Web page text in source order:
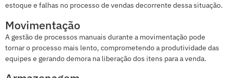
estoque e falhas no processo de vendas decorrente dessa situação.
Movimentação
A gestão de processos manuais durante a movimentação pode
tornar o processo mais lento, comprometendo a produtividade das
equipes e gerando demora na liberação dos itens para a venda.